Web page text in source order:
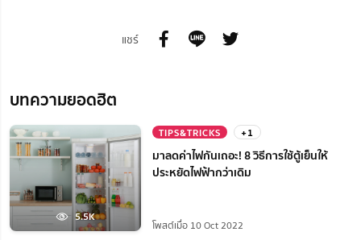
แชร์
บทความยอดฮิต
5.5K
TIPS&TRICKS +1
มาลดค่าไฟกันเถอะ! 8 วิธีการใช้ตู้เย็นให้
ประหยัดไฟฟ้ากว่าเดิม
โพสต์เมื่อ 10 Oct 2022